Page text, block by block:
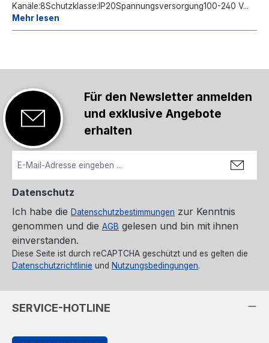
Kanäle:8Schutzklasse:IP20Spannungsversorgung100-240 V...
Mehr lesen
Für den Newsletter anmelden
und exklusive Angebote
erhalten
Datenschutz
Ich habe die Datenschutzbestimmungen zur Kenntnis
genommen und die AGB gelesen und bin mit ihnen
einverstanden.
Diese Seite ist durch reCAPTCHA geschützt und es gelten die
Datenschutzrichtlinie und Nutzungsbedingungen.
SERVICE-HOTLINE